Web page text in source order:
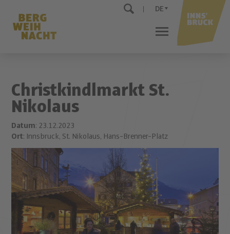
DE
Christkindlmarkt St.
Nikolaus
Datum: 23.12.2023
Ort: Innsbruck, St. Nikolaus, Hans-Brenner-Platz